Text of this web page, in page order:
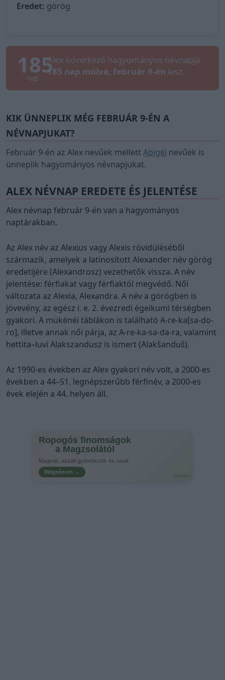
Eredet: görög
185
nap
Alex következő hagyományos névnapja
185 nap múlva, február 9-én lesz.
KIK ÜNNEPLIK MÉG FEBRUÁR 9-ÉN A
NÉVNAPJUKAT?
Február 9-én az Alex nevűek mellett Abigél nevűek is
ünneplik hagyományos névnapjukat.
ALEX NÉVNAP EREDETE ÉS JELENTÉSE
Alex névnap február 9-én van a hagyományos
naptárakban.
Az Alex név az Alexius vagy Alexis rövidüléséből
származik, amelyek a latinosított Alexander név görög
eredetijére (Alexandrosz) vezethetők vissza. A név
jelentése: férfiakat vagy férfiaktól megvédő. Női
változata az Alexia, Alexandra. A név a görögben is
jövevény, az egész i. e. 2. évezredi égeikumi térségben
gyakori. A mükénéi táblákon is található A-re-ka[sa-do-
ro], illetve annak női párja, az A-re-ka-sa-da-ra, valamint
hettita–luvi Alakszandusz is ismert (Alakšanduš).
Az 1990-es években az Alex gyakori név volt, a 2000-es
években a 44–51. legnépszerűbb férfinév, a 2000-es
évek elején a 44. helyen áll.
Ropogós finomságok
a Magzsolától
Magvak, aszalt gyümölcsök és nasik
Megnézem →